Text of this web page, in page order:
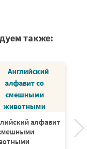
также:
алфавит